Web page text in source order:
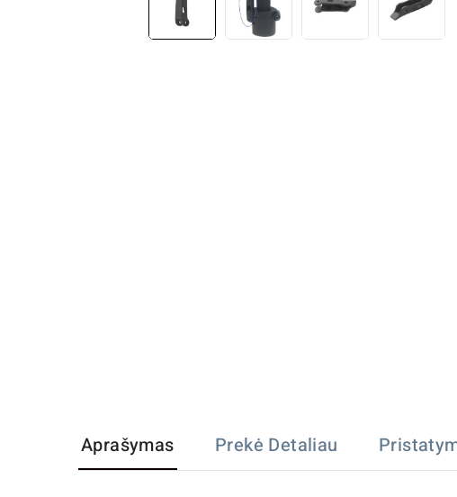
Aprašymas Prekė Detaliau